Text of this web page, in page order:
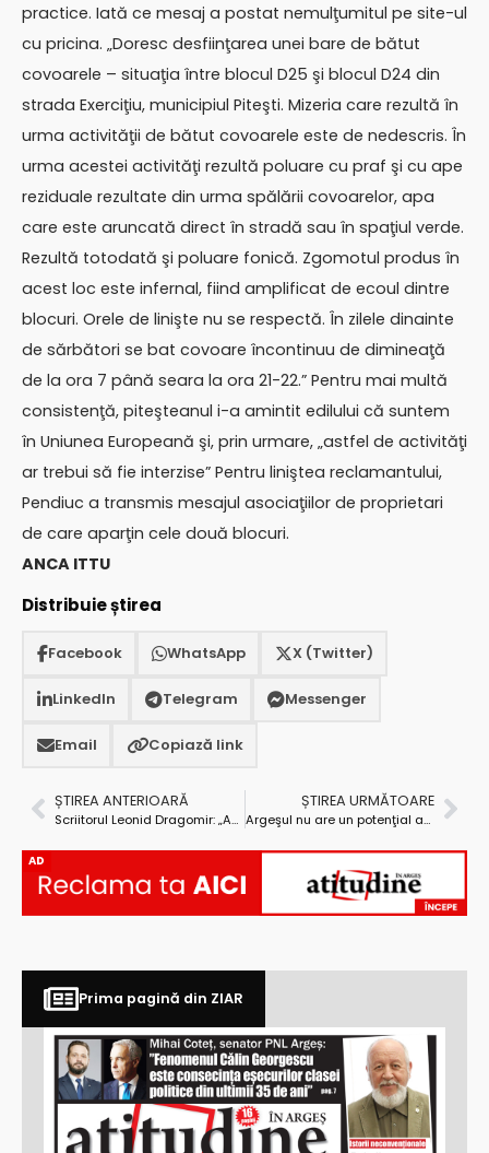
practice. Iată ce mesaj a postat nemulţumitul pe site-ul
cu pricina. „Doresc desfiinţarea unei bare de bătut
covoarele – situaţia între blocul D25 şi blocul D24 din
strada Exerciţiu, municipiul Piteşti. Mizeria care rezultă în
urma activităţii de bătut covoarele este de nedescris. În
urma acestei activităţi rezultă poluare cu praf şi cu ape
reziduale rezultate din urma spălării covoarelor, apa
care este aruncată direct în stradă sau în spaţiul verde.
Rezultă totodată şi poluare fonică. Zgomotul produs în
acest loc este infernal, fiind amplificat de ecoul dintre
blocuri. Orele de linişte nu se respectă. În zilele dinainte
de sărbători se bat covoare încontinuu de dimineaţă
de la ora 7 până seara la ora 21-22.” Pentru mai multă
consistenţă, piteşteanul i-a amintit edilului că suntem
în Uniunea Europeană şi, prin urmare, „astfel de activităţi
ar trebui să fie interzise” Pentru liniştea reclamantului,
Pendiuc a transmis mesajul asociaţiilor de proprietari
de care aparţin cele două blocuri.
ANCA ITTU
Distribuie știrea
Facebook WhatsApp X (Twitter)
LinkedIn Telegram Messenger
Email Copiază link
ȘTIREA ANTERIOARĂ
Scriitorul Leonid Dragomir: „Am făcut filozofie dintr-o nevoie de a compensa ceea ce nu-mi oferea medicina”
ȘTIREA URMĂTOARE
Argeşul nu are un potenţial agricol maxim, dar are o agricultură bine structurată şi dezvoltată
AD
Prima pagină din ZIAR